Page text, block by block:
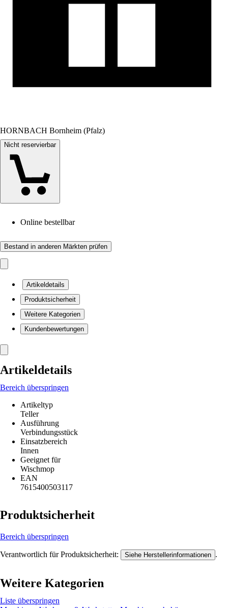
HORNBACH Bornheim (Pfalz)
Nicht reservierbar
Online bestellbar
Bestand in anderen Märkten prüfen
Artikeldetails
Produktsicherheit
Weitere Kategorien
Kundenbewertungen
Artikeldetails
Bereich überspringen
Artikeltyp
Teller
Ausführung
Verbindungsstück
Einsatzbereich
Innen
Geeignet für
Wischmop
EAN
7615400503117
Produktsicherheit
Bereich überspringen
Verantwortlich für Produktsicherheit: Siehe Herstellerinformationen .
Weitere Kategorien
Liste überspringen